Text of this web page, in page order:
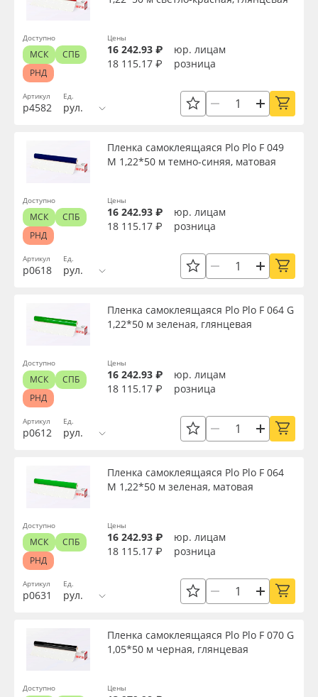
Артикул
р4582
Ед.
рул.
Цены
16 242.93 ₽
юр. лицам
18 115.17 ₽
розница
Доступно
МСК
СПБ
РНД
Артикул
р0618
Пленка самоклеящаяся Plo Plo F 049
M 1,22*50 м темно-синяя, матовая
Ед.
рул.
Цены
16 242.93 ₽
юр. лицам
18 115.17 ₽
розница
Доступно
МСК
СПБ
РНД
Артикул
р0612
Пленка самоклеящаяся Plo Plo F 064 G
1,22*50 м зеленая, глянцевая
Ед.
рул.
Цены
16 242.93 ₽
юр. лицам
18 115.17 ₽
розница
Доступно
МСК
СПБ
РНД
Артикул
р0631
Пленка самоклеящаяся Plo Plo F 064
M 1,22*50 м зеленая, матовая
Ед.
рул.
Цены
16 242.93 ₽
юр. лицам
18 115.17 ₽
розница
Доступно
МСК
СПБ
РНД
Пленка самоклеящаяся Plo Plo F 070 G
1,05*50 м черная, глянцевая
Цены
Доступно